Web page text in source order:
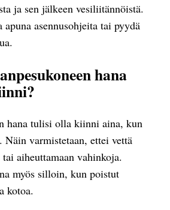
ja sen jälkeen vesiliitännöistä.
apuna asennusohjeita tai pyydä
hana
hana tulisi olla kiinni aina, kun
Näin varmistetaan, ettei vettä
tai aiheuttamaan vahinkoja.
myös silloin, kun poistut
kotoa.